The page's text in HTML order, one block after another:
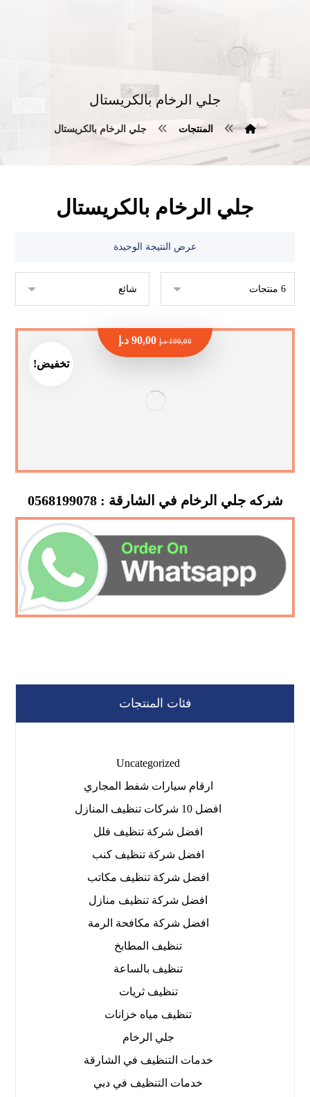
جلي الرخام بالكريستال
المنتجات جلي الرخام بالكريستال
جلي الرخام بالكريستال
عرض النتيجة الوحيدة
تخفيض!
شركه جلي الرخام في الشارقة : 0568199078
100,00 د.إ 90,00 د.إ
فئات المنتجات
Uncategorized
ارقام سيارات شفط المجاري
افضل 10 شركات تنظيف المنازل
افضل شركة تنظيف فلل
افضل شركة تنظيف كنب
افضل شركة تنظيف مكاتب
افضل شركة تنظيف منازل
افضل شركة مكافحة الرمة
تنظيف المطابخ
تنظيف بالساعة
تنظيف ثريات
تنظيف مياه خزانات
جلي الرخام
خدمات التنظيف في الشارقة
خدمات التنظيف في دبي